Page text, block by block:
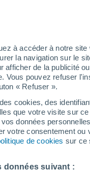
à accéder à notre
la navigation sur le
de la publicité
Vous pouvez refuser
« Refuser ».
cookies, des
que votre visite sur
données
consentement ou
de cookies sur ce
données suivant :
Vitebsk
21°
Minsk